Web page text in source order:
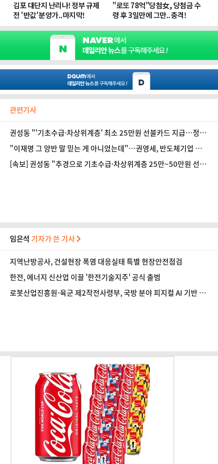
관련기사
권성동 "'기초수급·차상위계층' 최소 25만원 선불카드 지급…정
부와 논의"
"이재명 그 양반 말 믿는 게 아니었는데"…권영세, 반도체기업 현
장서 '탄식'
[속보] 권성동 "추경으로 기초수급·차상위계층 25만~50만원 선
임은석 기자가 쓴 기사
지역난방공사, 건설현장 폭염 대응실태 특별 현장안전점검
한전, 에너지 신산업 이끌 '한전기술지주' 공식 출범
로봇산업진흥원-육군 제2작전사령부, 국방 분야 피지컬 AI 기반 로